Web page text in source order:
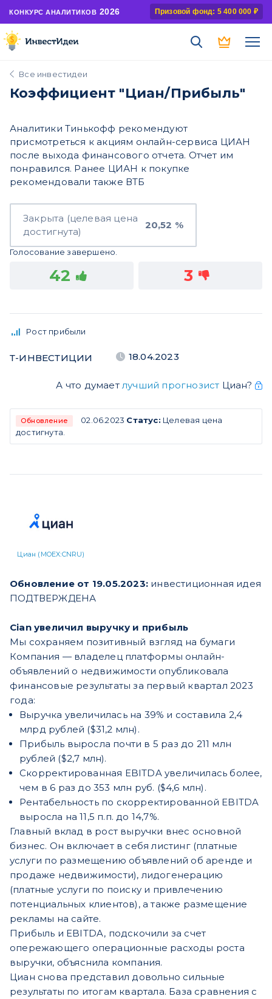
КОНКУРС АНАЛИТИКОВ 2026 Призовой фонд: 5 400 000 ₽
Все инвестидеи
Коэффициент "Циан/Прибыль"
Аналитики Тинькофф рекомендуют
присмотреться к акциям онлайн-сервиса ЦИАН
после выхода финансового отчета. Отчет им
понравился. Ранее ЦИАН к покупке
рекомендовали также ВТБ
Закрыта (целевая цена
достигнута)
20,52 %
Голосование завершено.
42 3
Рост прибыли
Т-ИНВЕСТИЦИИ 18.04.2023
А что думает лучший прогнозист Циан?
Обновление 02.06.2023 Статус: Целевая цена
достигнута.
Циан (MOEX:CNRU)
Обновление от 19.05.2023: инвестиционная идея
ПОДТВЕРЖДЕНА
Cian увеличил выручку и прибыль
Мы сохраняем позитивный взгляд на бумаги
Компания — владелец платформы онлайн-
объявлений о недвижимости опубликовала
финансовые результаты за первый квартал 2023
года:
Выручка увеличилась на 39% и составила 2,4
млрд рублей ($31,2 млн).
Прибыль выросла почти в 5 раз до 211 млн
рублей ($2,7 млн).
Скорректированная EBITDA увеличилась более,
чем в 6 раз до 353 млн руб. ($4,6 млн).
Рентабельность по скорректированной EBITDA
выросла на 11,5 п.п. до 14,7%.
Главный вклад в рост выручки внес основной
бизнес. Он включает в себя листинг (платные
услуги по размещению объявлений об аренде и
продаже недвижимости), лидогенерацию
(платные услуги по поиску и привлечению
потенциальных клиентов), а также размещение
рекламы на сайте.
Прибыль и EBITDA, подскочили за счет
опережающего операционные расходы роста
выручки, объяснила компания.
Циан снова представил довольно сильные
результаты по итогам квартала. База сравнения с